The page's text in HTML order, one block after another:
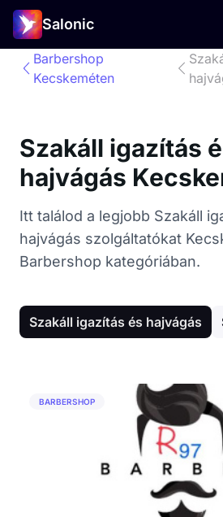
Salonic
Barbershop
Kecskeméten
Szakáll igazítás
hajvágás
Itt találod a legjobb Szakáll
hajvágás szolgáltatókat
Barbershop kategóriában.
Szakáll igazítás és hajvágás
BARBERSHOP